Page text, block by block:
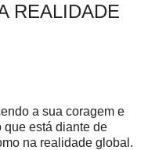
REALIDADE
a sua coragem e
que está diante de
na realidade global.